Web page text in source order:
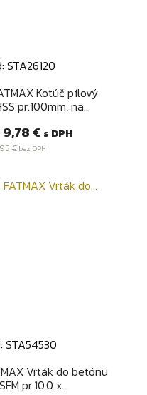
STA26120
Kotúč pílový
pr.100mm, na...
Cena
9,78 € s DPH
€bez DPH
náhľad
STA54530
Vrták do betónu
pr.10,0 x...
náhľad